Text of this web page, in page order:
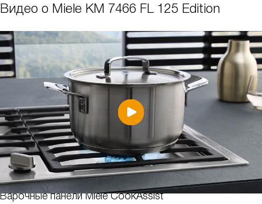
Видео о Miele KM 7466 FL 125 Edition
Варочные панели Miele CookAssist